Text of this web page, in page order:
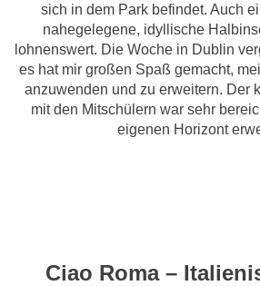
sich in dem Park befindet. Auch
nahegelegene, idyllische
lohnenswert. Die Woche in Dublin
es hat mir großen Spaß gemacht,
anzuwenden und zu erweitern. Der
mit den Mitschülern war sehr
eigenen Horizont
Ciao Roma –